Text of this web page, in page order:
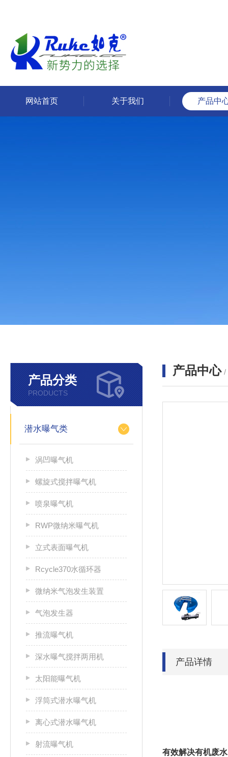
网站首页 关于我们 产品中
产品分类
PRODUCTS
潜水曝气类
涡凹曝气机
螺旋式搅拌曝气机
喷泉曝气机
RWP微纳米曝气机
立式表面曝气机
Rcycle370水循环器
微纳米气泡发生装置
气泡发生器
推流曝气机
深水曝气搅拌两用机
太阳能曝气机
浮筒式潜水曝气机
离心式潜水曝气机
射流曝气机
产品中心 /
产品详情
有效解决有机废